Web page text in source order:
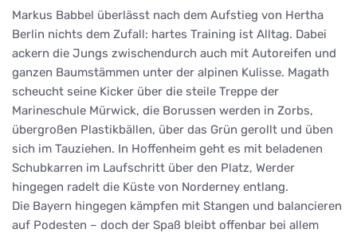
Markus Babbel überlässt nach dem Aufstieg von Hertha
Berlin nichts dem Zufall: hartes Training ist Alltag. Dabei
ackern die Jungs zwischendurch auch mit Autoreifen und
ganzen Baumstämmen unter der alpinen Kulisse. Magath
scheucht seine Kicker über die steile Treppe der
Marineschule Mürwick, die Borussen werden in Zorbs,
übergroßen Plastikbällen, über das Grün gerollt und üben
sich im Tauziehen. In Hoffenheim geht es mit beladenen
Schubkarren im Laufschritt über den Platz, Werder
hingegen radelt die Küste von Norderney entlang.
Die Bayern hingegen kämpfen mit Stangen und balancieren
auf Podesten – doch der Spaß bleibt offenbar bei allem